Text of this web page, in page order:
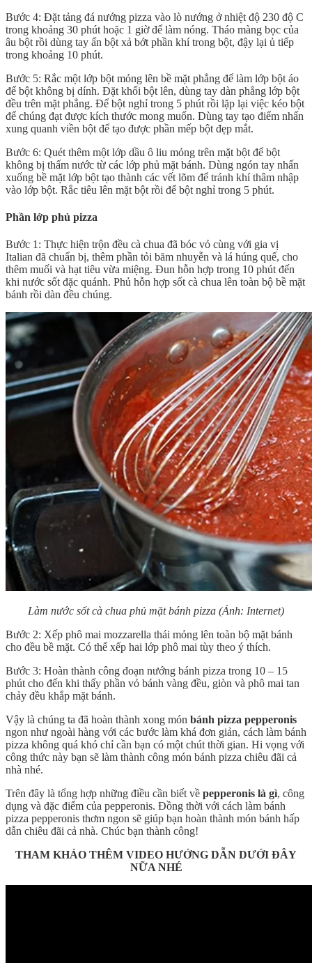
Bước 4: Đặt tảng đá nướng pizza vào lò nướng ở nhiệt độ 230 độ C
trong khoảng 30 phút hoặc 1 giờ để làm nóng. Tháo màng bọc của
âu bột rồi dùng tay ấn bột xả bớt phần khí trong bột, đậy lại ủ tiếp
trong khoảng 10 phút.
Bước 5: Rắc một lớp bột mỏng lên bề mặt phẳng để làm lớp bột áo
để bột không bị dính. Đặt khối bột lên, dùng tay dàn phẳng lớp bột
đều trên mặt phẳng. Để bột nghỉ trong 5 phút rồi lặp lại việc kéo bột
để chúng đạt được kích thước mong muốn. Dùng tay tạo điểm nhấn
xung quanh viền bột để tạo được phần mếp bột đẹp mắt.
Bước 6: Quét thêm một lớp dầu ô liu mỏng trên mặt bột để bột
không bị thấm nước từ các lớp phủ mặt bánh. Dùng ngón tay nhấn
xuống bề mặt lớp bột tạo thành các vết lõm để tránh khí thâm nhập
vào lớp bột. Rắc tiêu lên mặt bột rồi để bột nghỉ trong 5 phút.
Phần lớp phủ pizza
Bước 1: Thực hiện trộn đều cà chua đã bóc vỏ cùng với gia vị
Italian đã chuẩn bị, thêm phần tỏi băm nhuyễn và lá húng quế, cho
thêm muối và hạt tiêu vừa miệng. Đun hỗn hợp trong 10 phút đến
khi nước sốt đặc quánh. Phủ hỗn hợp sốt cà chua lên toàn bộ bề mặt
bánh rồi dàn đều chúng.
Làm nước sốt cà chua phủ mặt bánh pizza (Ảnh: Internet)
Bước 2: Xếp phô mai mozzarella thái mỏng lên toàn bộ mặt bánh
cho đều bề mặt. Có thể xếp hai lớp phô mai tùy theo ý thích.
Bước 3: Hoàn thành công đoạn nướng bánh pizza trong 10 – 15
phút cho đến khi thấy phần vỏ bánh vàng đều, giòn và phô mai tan
chảy đều khắp mặt bánh.
Vậy là chúng ta đã hoàn thành xong món bánh pizza pepperonis
ngon như ngoài hàng với các bước làm khá đơn giản, cách làm bánh
pizza không quá khó chỉ cần bạn có một chút thời gian. Hi vọng với
công thức này bạn sẽ làm thành công món bánh pizza chiêu đãi cả
nhà nhé.
Trên đây là tổng hợp những điều cần biết về pepperonis là gì, công
dụng và đặc điểm của pepperonis. Đồng thời với cách làm bánh
pizza pepperonis thơm ngon sẽ giúp bạn hoàn thành món bánh hấp
dẫn chiêu đãi cả nhà. Chúc bạn thành công!
THAM KHẢO THÊM VIDEO HƯỚNG DẪN DƯỚI ĐÂY
NỮA NHÉ